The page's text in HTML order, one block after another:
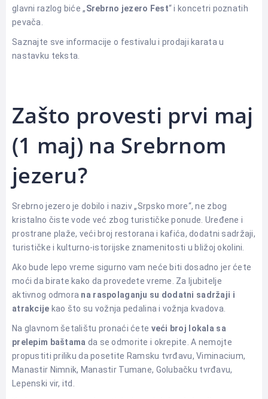
glavni razlog biće „Srebrno jezero Fest“ i koncetri poznatih
pevača.
Saznajte sve informacije o festivalu i prodaji karata u
nastavku teksta.
Zašto provesti prvi maj
(1 maj) na Srebrnom
jezeru?
Srebrno jezero je dobilo i naziv „Srpsko more“, ne zbog
kristalno čiste vode već zbog turističke ponude. Uređene i
prostrane plaže, veći broj restorana i kafića, dodatni sadržaji,
turističke i kulturno-istorijske znamenitosti u bližoj okolini.
Ako bude lepo vreme sigurno vam neće biti dosadno jer ćete
moći da birate kako da provedete vreme. Za ljubitelje
aktivnog odmora na raspolaganju su dodatni sadržaji i
atrakcije kao što su vožnja pedalina i vožnja kvadova.
Na glavnom šetalištu pronaći ćete veći broj lokala sa
prelepim baštama da se odmorite i okrepite. A nemojte
propustiti priliku da posetite Ramsku tvrđavu, Viminacium,
Manastir Nimnik, Manastir Tumane, Golubačku tvrđavu,
Lepenski vir, itd.